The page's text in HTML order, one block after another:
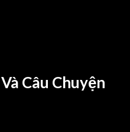
Câu Chuyện